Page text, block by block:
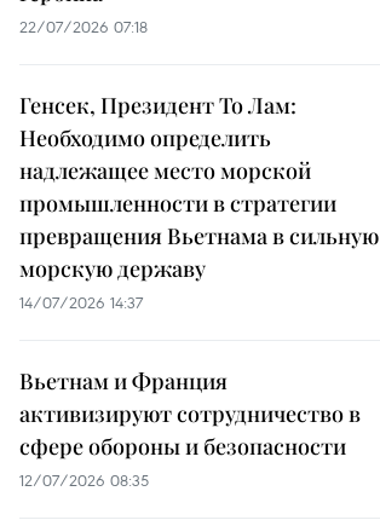
22/07/2026 07:18
Генсек, Президент То Лам:
Необходимо определить
надлежащее место морской
промышленности в стратегии
превращения Вьетнама в сильную
морскую державу
14/07/2026 14:37
Вьетнам и Франция
активизируют сотрудничество в
сфере обороны и безопасности
12/07/2026 08:35